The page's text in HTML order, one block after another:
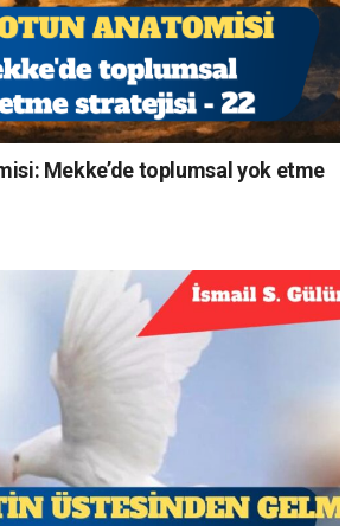
Mekke’de toplumsal yok etme